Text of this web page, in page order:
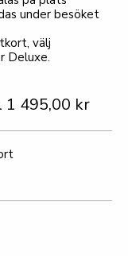
under besöket
välj
Deluxe.
1 495,00 kr